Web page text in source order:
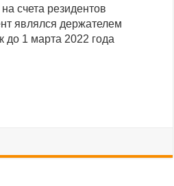
счета резидентов
являлся держателем
до 1 марта 2022 года